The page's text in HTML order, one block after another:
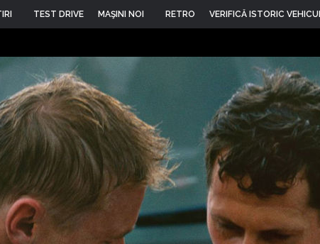
TEST DRIVE MAŞINI NOI RETRO VERIFICĂ ISTORIC